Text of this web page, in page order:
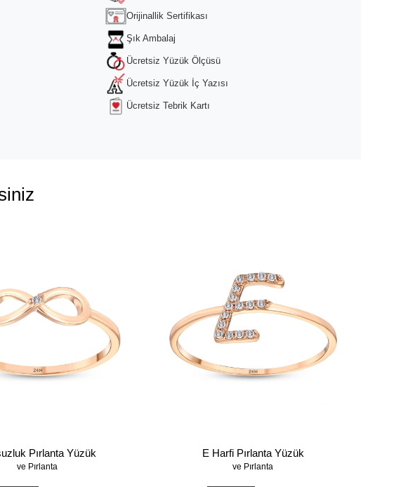
Orijinallik Sertifikası
Şık Ambalaj
Ücretsiz Yüzük Ölçüsü
Ücretsiz Yüzük İç Yazısı
Ücretsiz Tebrik Kartı
Pırlanta Yüzük
ve Pırlanta
E Harfi Pırlanta Yüzük
ve Pırlanta